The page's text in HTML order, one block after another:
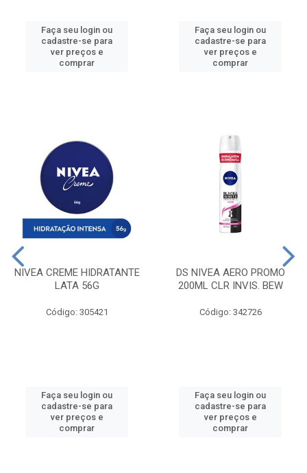
Faça seu login ou
cadastre-se para
ver preços e
comprar
Faça seu login ou
cadastre-se para
ver preços e
comprar
NIVEA CREME HIDRATANTE
LATA 56G
Código: 305421
Faça seu login ou
cadastre-se para
ver preços e
comprar
DS NIVEA AERO PROMO
200ML CLR INVIS. BEW
Código: 342726
Faça seu login ou
cadastre-se para
ver preços e
comprar